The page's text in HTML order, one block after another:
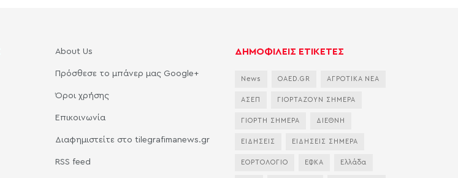
About Us
Πρόσθεσε το μπάνερ μας Google+
Όροι χρήσης
Επικοινωνία
Διαφημιστείτε στο tilegrafimanews.gr
RSS feed
ΔΗΜΟΦΙΛΕΙΣ ΕΤΙΚΕΤΕΣ
News OAED.GR ΑΓΡΟΤΙΚΑ ΝΕΑ
ΑΣΕΠ ΓΙΟΡΤΑΖΟΥΝ ΣΗΜΕΡΑ
ΓΙΟΡΤΗ ΣΗΜΕΡΑ ΔΙΕΘΝΗ
ΕΙΔΗΣΕΙΣ ΕΙΔΗΣΕΙΣ ΣΗΜΕΡΑ
ΕΟΡΤΟΛΟΓΙΟ ΕΦΚΑ Ελλάδα